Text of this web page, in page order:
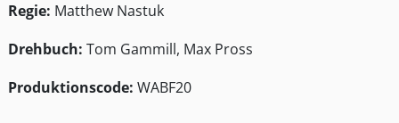
Regie: Matthew Nastuk
Drehbuch: Tom Gammill, Max Pross
Produktionscode: WABF20